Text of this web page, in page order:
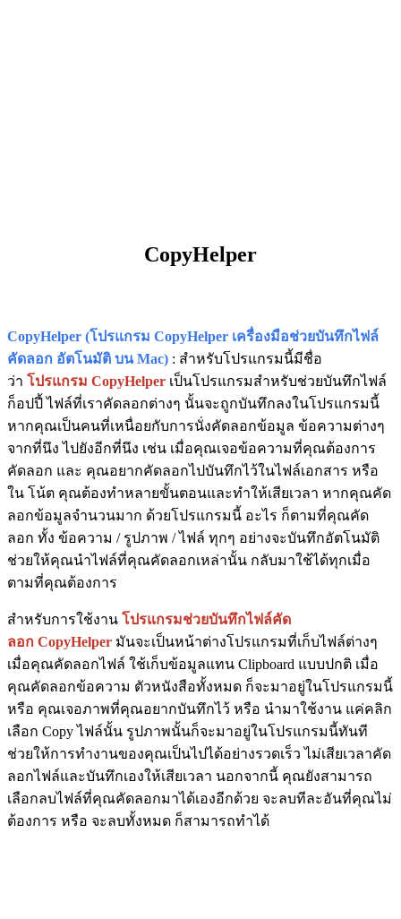
CopyHelper
CopyHelper (โปรแกรม CopyHelper เครื่องมือช่วยบันทึกไฟล์
คัดลอก อัตโนมัติ บน Mac) : สำหรับโปรแกรมนี้มีชื่อ
ว่า โปรแกรม CopyHelper เป็นโปรแกรมสำหรับช่วยบันทึกไฟล์
ก็อปปี้ ไฟล์ที่เราคัดลอกต่างๆ นั้นจะถูกบันทึกลงในโปรแกรมนี้
หากคุณเป็นคนที่เหนื่อยกับการนั่งคัดลอกข้อมูล ข้อความต่างๆ
จากที่นึง ไปยังอีกที่นึง เช่น เมื่อคุณเจอข้อความที่คุณต้องการ
คัดลอก และ คุณอยากคัดลอกไปบันทึกไว้ในไฟล์เอกสาร หรือ
ใน โน้ต คุณต้องทำหลายขั้นตอนและทำให้เสียเวลา หากคุณคัด
ลอกข้อมูลจำนวนมาก ด้วยโปรแกรมนี้ อะไร ก็ตามที่คุณคัด
ลอก ทั้ง ข้อความ / รูปภาพ / ไฟล์ ทุกๆ อย่างจะบันทึกอัตโนมัติ
ช่วยให้คุณนำไฟล์ที่คุณคัดลอกเหล่านั้น กลับมาใช้ได้ทุกเมื่อ
ตามที่คุณต้องการ
สำหรับการใช้งาน โปรแกรมช่วยบันทึกไฟล์คัด
ลอก CopyHelper มันจะเป็นหน้าต่างโปรแกรมที่เก็บไฟล์ต่างๆ
เมื่อคุณคัดลอกไฟล์ ใช้เก็บข้อมูลแทน Clipboard แบบปกติ เมื่อ
คุณคัดลอกข้อความ ตัวหนังสือทั้งหมด ก็จะมาอยู่ในโปรแกรมนี้
หรือ คุณเจอภาพที่คุณอยากบันทึกไว้ หรือ นำมาใช้งาน แค่คลิก
เลือก Copy ไฟล์นั้น รูปภาพนั้นก็จะมาอยู่ในโปรแกรมนี้ทันที
ช่วยให้การทำงานของคุณเป็นไปได้อย่างรวดเร็ว ไม่เสียเวลาคัด
ลอกไฟล์และบันทึกเองให้เสียเวลา นอกจากนี้ คุณยังสามารถ
เลือกลบไฟล์ที่คุณคัดลอกมาได้เองอีกด้วย จะลบทีละอันที่คุณไม่
ต้องการ หรือ จะลบทั้งหมด ก็สามารถทำได้